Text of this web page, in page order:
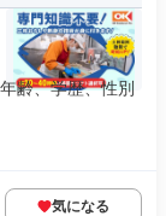
齢、学歴、性別
気になる